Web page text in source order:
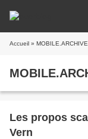
Accueil »
Les propos
Vern